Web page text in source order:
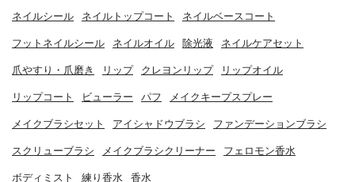
ネイルシール ネイルトップコート ネイルベースコート
フットネイルシール ネイルオイル 除光液 ネイルケアセット
爪やすり・爪磨き リップ クレヨンリップ リップオイル
リップコート ビューラー パフ メイクキープスプレー
メイクブラシセット アイシャドウブラシ ファンデーションブラシ
スクリューブラシ メイクブラシクリーナー フェロモン香水
ボディミスト 練り香水 香水